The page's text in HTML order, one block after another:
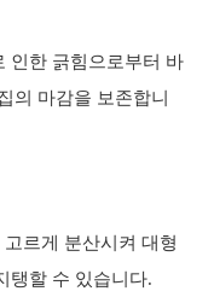
인한 긁힘으로부터 바
의 마감을 보존합니
르게 분산시켜 대형
탱할 수 있습니다.